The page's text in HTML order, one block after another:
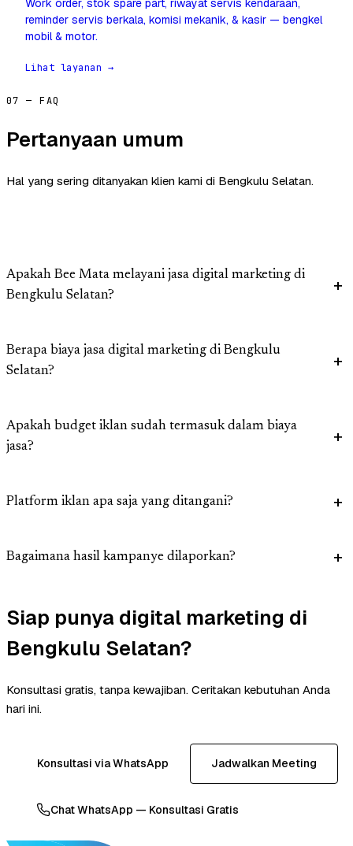
Work order, stok spare part, riwayat servis kendaraan,
reminder servis berkala, komisi mekanik, & kasir — bengkel
mobil & motor.
Lihat layanan →
07 — FAQ
Pertanyaan umum
Hal yang sering ditanyakan klien kami di Bengkulu Selatan.
Apakah Bee Mata melayani jasa digital marketing di
Bengkulu Selatan?
Berapa biaya jasa digital marketing di Bengkulu
Selatan?
Apakah budget iklan sudah termasuk dalam biaya
jasa?
Platform iklan apa saja yang ditangani?
Bagaimana hasil kampanye dilaporkan?
Siap punya digital marketing di
Bengkulu Selatan?
Konsultasi gratis, tanpa kewajiban. Ceritakan kebutuhan Anda
hari ini.
Konsultasi via WhatsApp Jadwalkan Meeting
Chat WhatsApp — Konsultasi Gratis